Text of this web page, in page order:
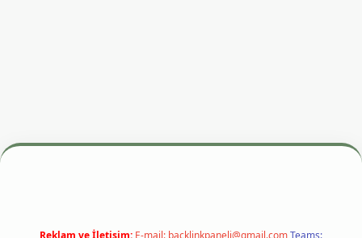
betexper.xyzm elexbet
Reklam ve İletişim: E-mail: backlinkpaneli@gmail.comTeams: